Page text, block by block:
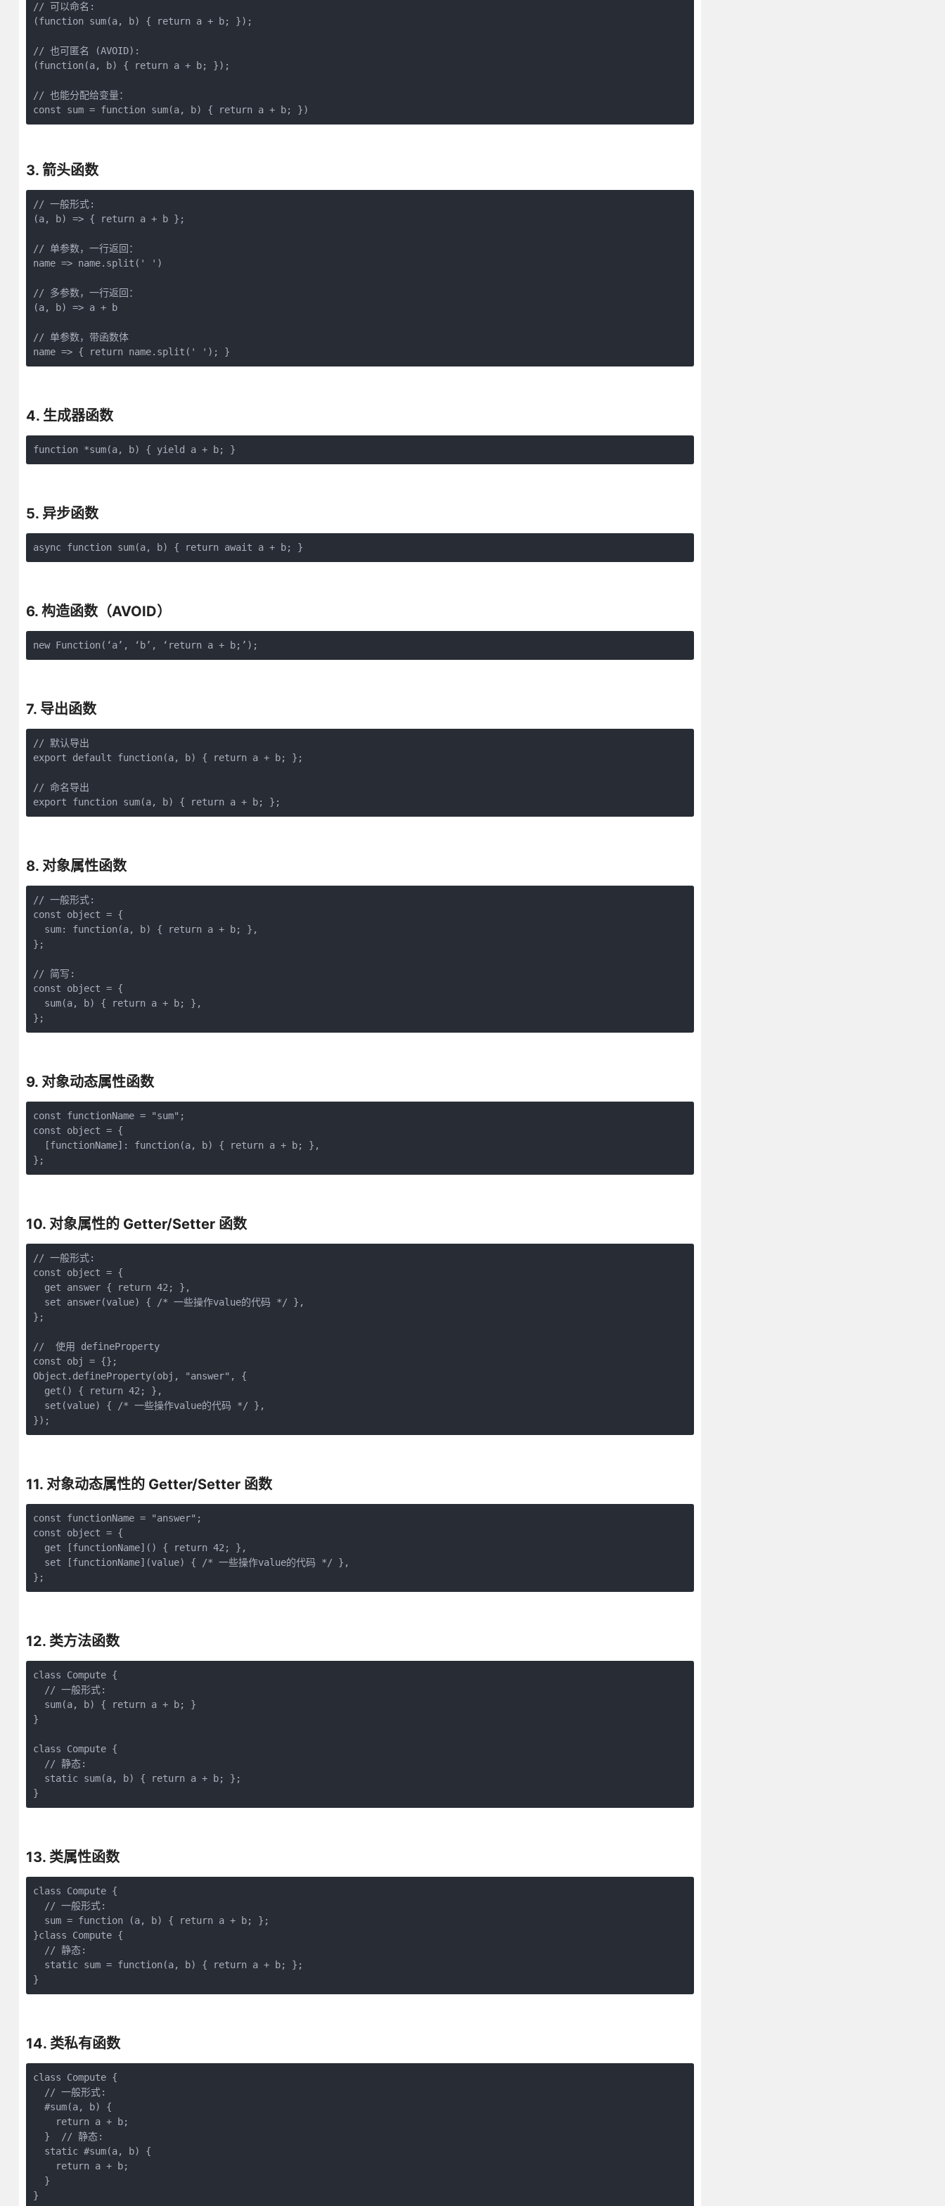
// 可以命名:
(function sum(a, b) { return a + b; });
// 也可匿名 (AVOID):
(function(a, b) { return a + b; });
// 也能分配给变量：
const sum = function sum(a, b) { return a + b; })
3. 箭头函数
// 一般形式:
(a, b) => { return a + b };
// 单参数，一行返回：
name => name.split(' ')
// 多参数，一行返回：
(a, b) => a + b
// 单参数，带函数体
name => { return name.split(' '); }
4. 生成器函数
function *sum(a, b) { yield a + b; }
5. 异步函数
async function sum(a, b) { return await a + b; }
6. 构造函数（AVOID）
new Function(‘a’, ‘b’, ‘return a + b;’);
7. 导出函数
// 默认导出
export default function(a, b) { return a + b; };
// 命名导出
export function sum(a, b) { return a + b; };
8. 对象属性函数
// 一般形式:
const object = {
  sum: function(a, b) { return a + b; },
};
// 简写:
const object = {
  sum(a, b) { return a + b; },
};
9. 对象动态属性函数
const functionName = "sum";
const object = {
  [functionName]: function(a, b) { return a + b; },
};
10. 对象属性的 Getter/Setter 函数
// 一般形式:
const object = {
  get answer { return 42; },
  set answer(value) { /* 一些操作value的代码 */ },
};
//  使用 defineProperty
const obj = {};
Object.defineProperty(obj, "answer", {
  get() { return 42; },
  set(value) { /* 一些操作value的代码 */ },
});
11. 对象动态属性的 Getter/Setter 函数
const functionName = "answer";
const object = {
  get [functionName]() { return 42; },
  set [functionName](value) { /* 一些操作value的代码 */ },
};
12. 类方法函数
class Compute {
  // 一般形式:
  sum(a, b) { return a + b; }
}
class Compute {
  // 静态:
  static sum(a, b) { return a + b; };
}
13. 类属性函数
class Compute {
  // 一般形式:
  sum = function (a, b) { return a + b; };
}class Compute {
  // 静态:
  static sum = function(a, b) { return a + b; };
}
14. 类私有函数
class Compute {
  // 一般形式:
  #sum(a, b) {
    return a + b;
  }  // 静态:
  static #sum(a, b) {
    return a + b;
  }
}